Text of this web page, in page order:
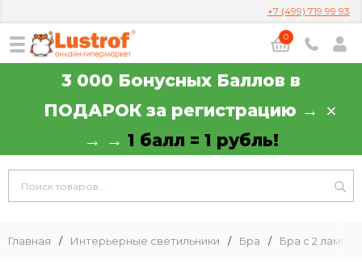
+7 (499) 719 99 93
0
3 000 Бонусных Баллов в
ПОДАРОК за регистрацию →
→ → 1 балл = 1 рубль!
Главная / Интерьерные светильники / Бра / Бра с 2